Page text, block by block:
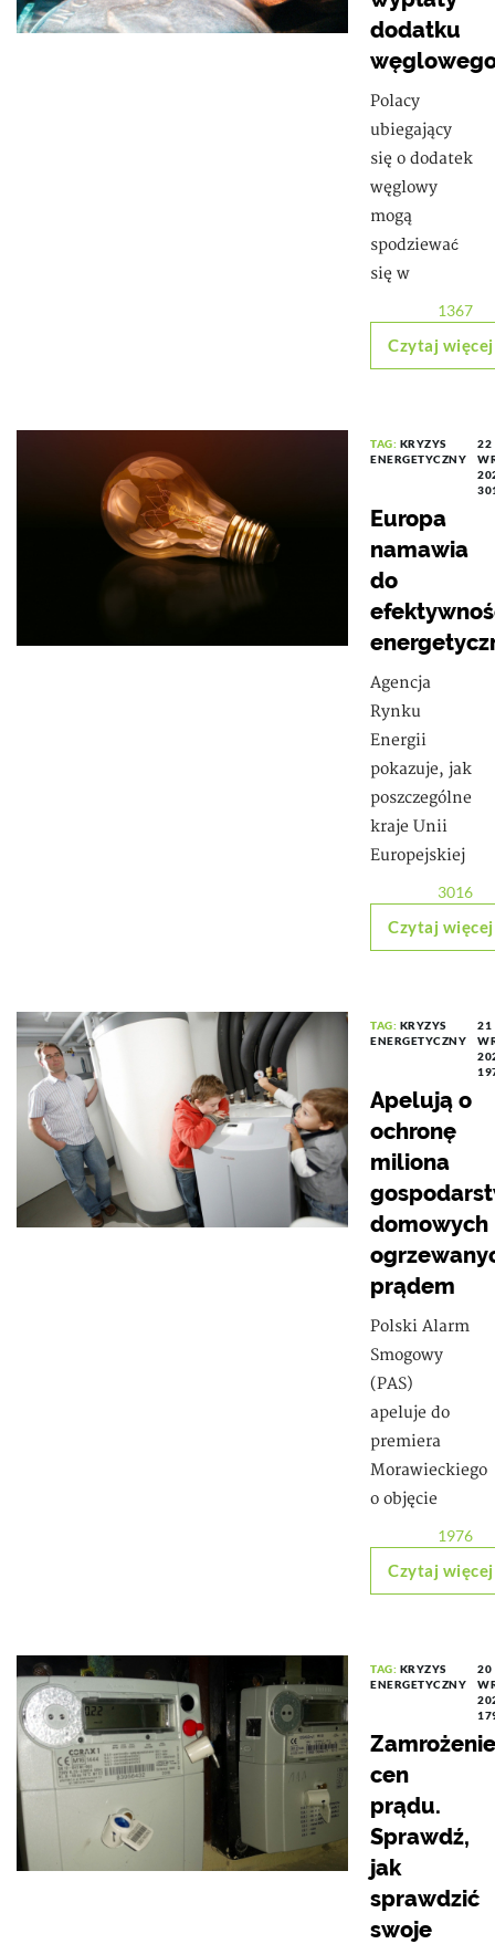
dodatku
Polacy
ubiegający
się o dodatek
węglowy
mogą
spodziewać
się w
1367
Czytaj więcej
TAG: KRYZYS
ENERGETYCZNY
22
Europa
namawia
do
Agencja
Rynku
Energii
pokazuje, jak
poszczególne
kraje Unii
Europejskiej
3016
Czytaj więcej
TAG: KRYZYS
ENERGETYCZNY
21
Apelują o
ochronę
miliona
domowych
prądem
Polski Alarm
Smogowy
(PAS)
apeluje do
premiera
Morawieckiego
o objęcie
1976
Czytaj więcej
TAG: KRYZYS
ENERGETYCZNY
20
Zamrożenie
cen
prądu.
Sprawdź,
jak
sprawdzić
swoje